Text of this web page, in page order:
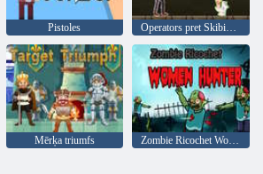
Pistoles Operators pret Skibidi briesmoni: jautra cīņa
Mērķa triumfs Zombie Ricochet Women Hunter